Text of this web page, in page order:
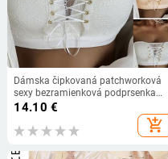
Dámska čipkovaná patchworková
sexy bezramienková podprsenka
Push-up spodná bielizeň
jednofarebné bezšvové podprsenky
ženy krížová spodná bielizeň
14.10 €
add_shopping_cart